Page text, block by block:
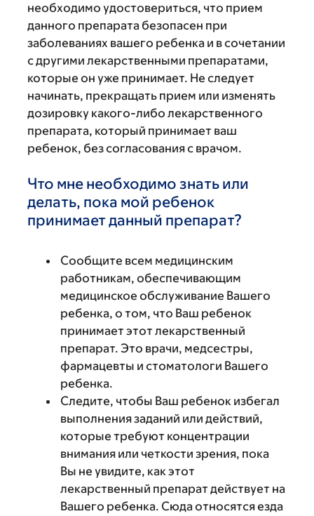
необходимо удостовериться, что прием
данного препарата безопасен при
заболеваниях вашего ребенка и в сочетании
с другими лекарственными препаратами,
которые он уже принимает. Не следует
начинать, прекращать прием или изменять
дозировку какого-либо лекарственного
препарата, который принимает ваш
ребенок, без согласования с врачом.
Что мне необходимо знать или
делать, пока мой ребенок
принимает данный препарат?
Сообщите всем медицинским
работникам, обеспечивающим
медицинское обслуживание Вашего
ребенка, о том, что Ваш ребенок
принимает этот лекарственный
препарат. Это врачи, медсестры,
фармацевты и стоматологи Вашего
ребенка.
Следите, чтобы Ваш ребенок избегал
выполнения заданий или действий,
которые требуют концентрации
внимания или четкости зрения, пока
Вы не увидите, как этот
лекарственный препарат действует на
Вашего ребенка. Сюда относятся езда